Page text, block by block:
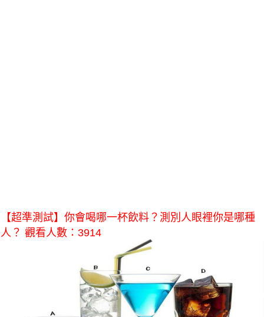
【超準測試】你會喝哪一杯飲料？測別人眼裡你是哪種
人？ 觀看人數：3914